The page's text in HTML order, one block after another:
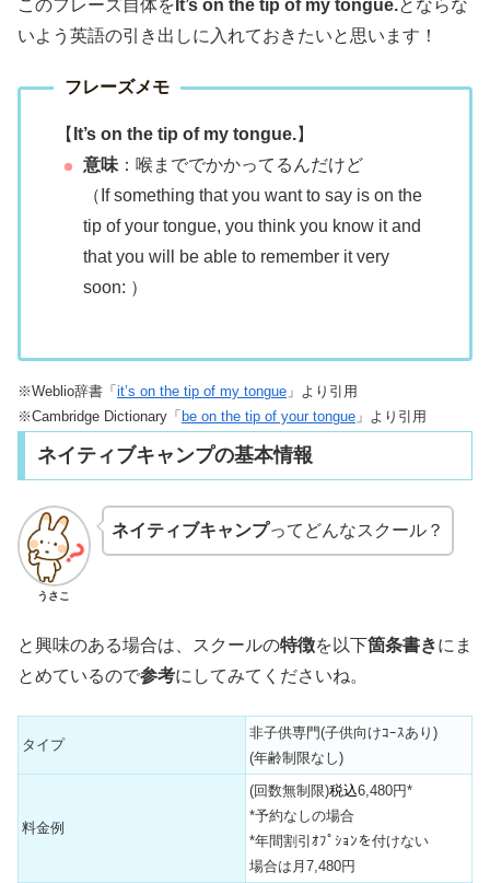
このフレーズ自体を It’s on the tip of my tongue.とならな
いよう英語の引き出しに入れておきたいと思います！
フレーズメモ
【 It’s on the tip of my tongue.】
意味： 喉まででかかってるんだけど
（ If something that you want to say is on the
tip of your tongue, you think you know it and
that you will be able to remember it very
soon: ）
※Weblio辞書「 it’s on the tip of my tongue 」より引用
※Cambridge Dictionary「 be on the tip of your tongue 」より引用
ネイティブキャンプの基本情報
うさこ
ネイティブキャンプってどんなスクール？
と興味のある場合は、スクールの特徴を以下箇条書きにま
とめているので参考にしてみてくださいね。
タイプ
非子供専門(子供向けｺｰｽあり)
(年齢制限なし)
料金例
(回数無制限)税込6,480円*
*予約なしの場合
*年間割引ｵﾌﾟｼｮﾝを付けない
場合は月7,480円